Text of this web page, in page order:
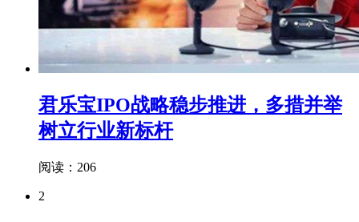
君乐宝IPO战略稳步推进，多措并举
树立行业新标杆
阅读：206
2